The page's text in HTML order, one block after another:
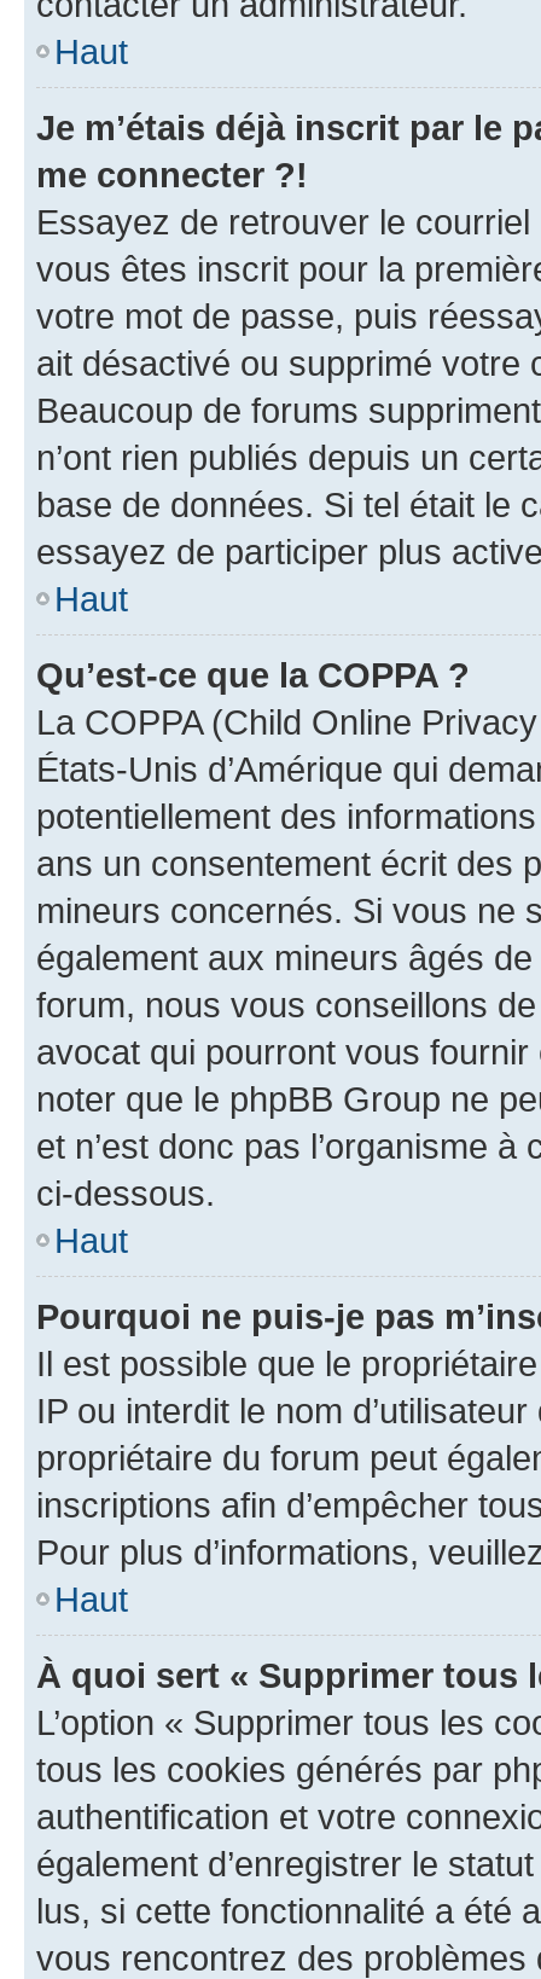
Haut
Je m’étais déjà inscrit par le
me connecter ?!
Essayez de retrouver le
vous êtes inscrit pour la
votre mot de passe, puis
ait désactivé ou supprimé votre
Beaucoup de forums
n’ont rien publiés depuis un
base de données. Si tel était le
essayez de participer plus
Haut
Qu’est-ce que la COPPA ?
La COPPA (Child Online
États-Unis d’Amérique qui
potentiellement des
ans un consentement écrit des
mineurs concernés. Si vous ne
également aux mineurs âgés
forum, nous vous conseillons
avocat qui pourront vous
noter que le phpBB Group ne
et n’est donc pas l’organisme
ci-dessous.
Haut
Pourquoi ne puis-je pas
Il est possible que le
IP ou interdit le nom
propriétaire du forum peut
inscriptions afin d’empêcher
Pour plus d’informations,
Haut
À quoi sert « Supprimer tous
L’option « Supprimer tous les
tous les cookies générés par
authentification et votre
également d’enregistrer le
lus, si cette fonctionnalité a été
vous rencontrez des